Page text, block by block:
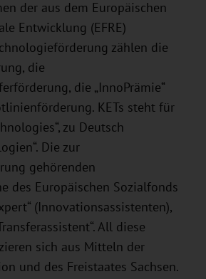
der aus dem Europäischen
Entwicklung (EFRE)
zählen die
die
die „InnoPrämie“
KETs steht für
zu Deutsch
Die zur
gehörenden
des Europäischen Sozialfonds
(Innovationsassistenten),
All diese
sich aus Mitteln der
und des Freistaates Sachsen.